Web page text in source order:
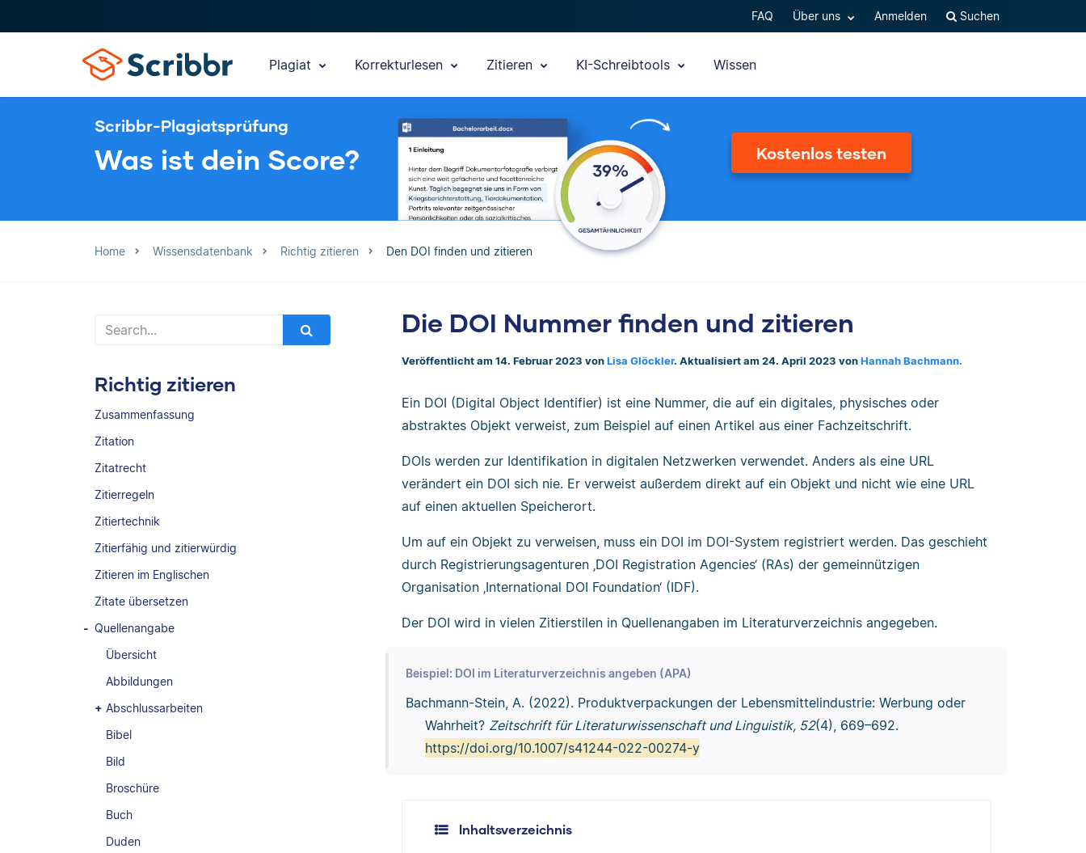
FAQ Über uns Anmelden Suchen
Plagiat Korrekturlesen Zitieren KI-Schreibtools Wissen
Scribbr-Plagiatsprüfung
Was ist dein Score? Kostenlos testen
Home Wissensdatenbank Richtig zitieren Den DOI finden und zitieren
Richtig zitieren
Zusammenfassung
Zitation
Zitatrecht
Zitierregeln
Zitiertechnik
Zitierfähig und zitierwürdig
Zitieren im Englischen
Zitate übersetzen
Quellenangabe
Übersicht
Abbildungen
Abschlussarbeiten
Bibel
Bild
Broschüre
Buch
Duden
Die DOI Nummer finden und zitieren
Veröffentlicht am 14. Februar 2023 von Lisa Glöckler. Aktualisiert am 24. April 2023 von Hannah Bachmann.
Ein DOI (Digital Object Identifier) ist eine Nummer, die auf ein digitales, physisches oder
abstraktes Objekt verweist, zum Beispiel auf einen Artikel aus einer Fachzeitschrift.
DOIs werden zur Identifikation in digitalen Netzwerken verwendet. Anders als eine URL
verändert ein DOI sich nie. Er verweist außerdem direkt auf ein Objekt und nicht wie eine URL
auf einen aktuellen Speicherort.
Um auf ein Objekt zu verweisen, muss ein DOI im DOI-System registriert werden. Das geschieht
durch Registrierungsagenturen ‚DOI Registration Agencies‘ (RAs) der gemeinnützigen
Organisation ‚International DOI Foundation‘ (IDF).
Der DOI wird in vielen Zitierstilen in Quellenangaben im Literaturverzeichnis angegeben.
Beispiel: DOI im Literaturverzeichnis angeben (APA)
Bachmann-Stein, A. (2022). Produktverpackungen der Lebensmittelindustrie: Werbung oder
Wahrheit? Zeitschrift für Literaturwissenschaft und Linguistik, 52(4), 669–692.
https://doi.org/10.1007/s41244-022-00274-y
Inhaltsverzeichnis